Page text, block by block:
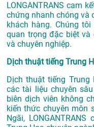
LONGANTRANS cam
chứng nhanh chóng và
khách hàng. Chúng
quan trọng đặc biệt
và chuyên nghiệp.
Dịch thuật tiếng Trung
Dịch thuật tiếng
các tài liệu chuyên
biên dịch viên không
kiến thức chuyên môn
Ngãi,